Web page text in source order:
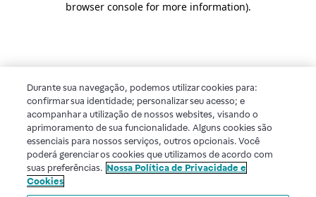
browser console for more information).
Durante sua navegação, podemos utilizar cookies para:
confirmar sua identidade; personalizar seu acesso; e
acompanhar a utilização de nossos websites, visando o
aprimoramento de sua funcionalidade. Alguns cookies são
essenciais para nossos serviços, outros opcionais. Você
poderá gerenciar os cookies que utilizamos de acordo com
suas preferências. Nossa Política de Privacidade e
Cookies